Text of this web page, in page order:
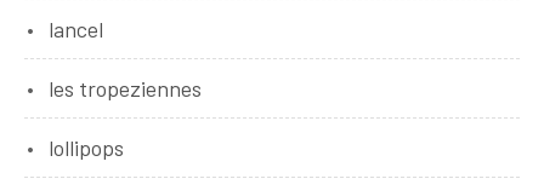
lancel
les tropeziennes
lollipops